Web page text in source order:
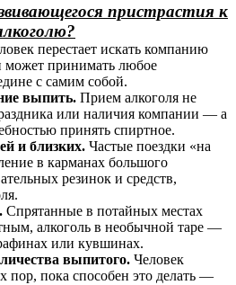
пристрастия к
перестает искать компанию
может принимать любое
с самим собой.
выпить. Прием алкоголя не
или наличия компании — а
принять спиртное.
и близких. Частые поездки «на
в карманах большого
резинок и средств,
Спрятанные в потайных местах
алкоголь в необычной таре —
или кувшинах.
выпитого. Человек
пор, пока способен это делать —